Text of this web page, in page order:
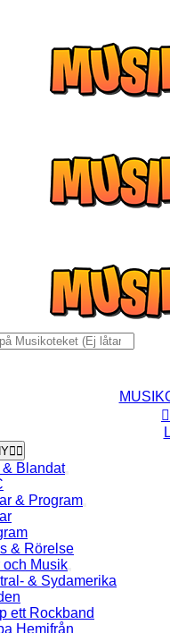
& Blandat
& Program
& Rörelse
och Musik
& Sydamerika
ett Rockband
Hemifrån